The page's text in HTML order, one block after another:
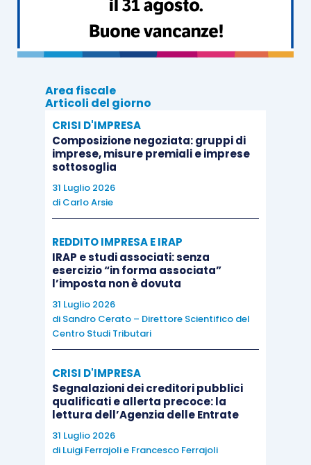
dedicato al
giudizio sul bilancio e dopo
l’eventuale richiamo di informativa
se si intende richiamare l’attenzione dei
lettori su
di reportisticaassolti nella relazione di
revisione, questo paragrafo potrà essere
assorbito nellasezioneintitolata
“Relazione su altre disposizioni di legge
e regolamentari
se si intende precisare aspetti afferenti
laresponsabilità del revisore, ola
comprensioneda parte dei lettori
relazione di revisione, il paragrafo
dedicato agli “altri aspetti” potrà essere
collocato in una sezione separata
relazione al bilancioedopo la relazione
regolamentari.
Area fiscale
Articoli del giorno
CRISI D'IMPRESA
Composizione negoziata: gruppi di
imprese, misure premiali e imprese
sottosoglia
31 Luglio 2026
di Carlo Arsie
REDDITO IMPRESA E IRAP
IRAP e studi associati: senza
esercizio “in forma associata”
l’imposta non è dovuta
31 Luglio 2026
di Sandro Cerato – Direttore Scientifico del
Centro Studi Tributari
CRISI D'IMPRESA
Segnalazioni dei creditori pubblici
qualificati e allerta precoce: la
lettura dell’Agenzia delle Entrate
31 Luglio 2026
di Luigi Ferrajolie Francesco Ferrajoli